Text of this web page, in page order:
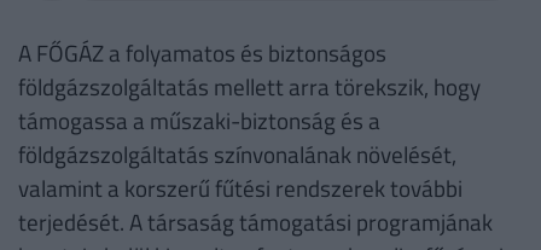
A FŐGÁZ a folyamatos és biztonságos
földgázszolgáltatás mellett arra törekszik, hogy
támogassa a műszaki-biztonság és a
földgázszolgáltatás színvonalának növelését,
valamint a korszerű fűtési rendszerek további
terjedését. A társaság támogatási programjának